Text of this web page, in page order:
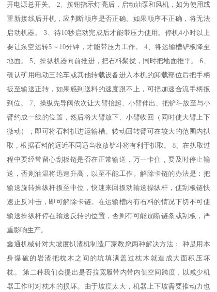
开电源总开关。 2、按钮指示灯亮后，启动油泵和风机，如为使用或
重新接线后开机，应判断顺序是否正确。如果顺序不正确，将无法
启动机器。 3、待10秒启动完成后才能带压力使用。停机4小时以上
要让泵空运转5～10分钟，才能带压力工作。 4、将运输槽铲板降至
地面。 5、操纵机器向前推进，把石料聚拢，同时把地面推平。 6、
确认矿用电动三轮车或其他转载设备进入本机的卸载部位后把手柄
扳至输送正转，如果感到送料的速度跟不上，可把加速合流手柄扳
到位。 7、操纵先导阀依次让大臂抬起、小臂伸出、把铲斗放至与小
臂约成一线的位置，然后将大臂放下、小臂收回（同时使大臂上下
微动），即可将石料扒进运输槽。转动回转臂可在较大的范围内扒
取，根据石料的远近不同适当收放铲斗将有利于扒取。 8、在扒取过
程中要经常留心刮板链是否在正常输送，万一卡住，要及时停止输
送，否则油温将迅速升高，以至不能工作。解除卡链的办法是：把
输送旋转操纵杆扳至中位，快速来回扳动输送操纵杆，使刮板链快
速正反冲击，即可解除卡链。在运输槽内有石料的情况下切不可使
输送操纵杆停在输送反转的位置，否则有可能崩断链条或刮板，严
重影响生产。
鑫通机械针对大坡度扒渣机制造厂家教您两种解决方法： 种是用本
身爆破的岩渣把枕木之间的坑填满盖过枕木就造成大面积压坏
枕。 第二种我们会提出是否拉宽履带内带内侧空间跨度，以减少机
器工作时对枕木的损坏。由于坡度太大，机器上下坡需要推动力也